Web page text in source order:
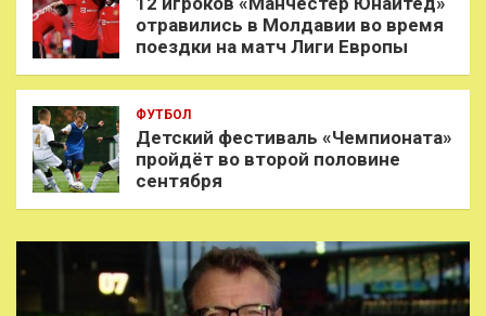
отравились в Молдавии во время
поездки на матч Лиги Европы
ФУТБОЛ
Детский фестиваль «Чемпионата»
пройдёт во второй половине
сентября